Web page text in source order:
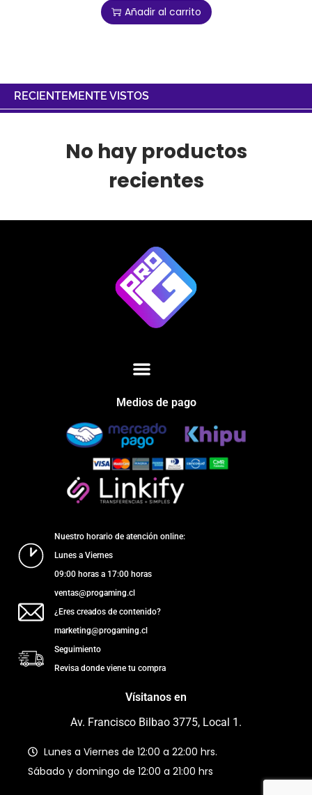
Añadir al carrito
RECIENTEMENTE VISTOS
No hay productos
recientes
Medios de pago
Nuestro horario de atención online:
Lunes a Viernes
09:00 horas a 17:00 horas
ventas@progaming.cl
¿Eres creados de contenido?
marketing@progaming.cl
Seguimiento
Revisa donde viene tu compra
Vísitanos en
Av. Francisco Bilbao 3775, Local 1.
Lunes a Viernes de 12:00 a 22:00 hrs.
Sábado y domingo de 12:00 a 21:00 hrs